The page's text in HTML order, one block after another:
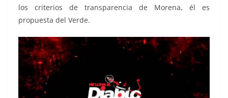
los criterios de transparencia de Morena, él es
propuesta del Verde.